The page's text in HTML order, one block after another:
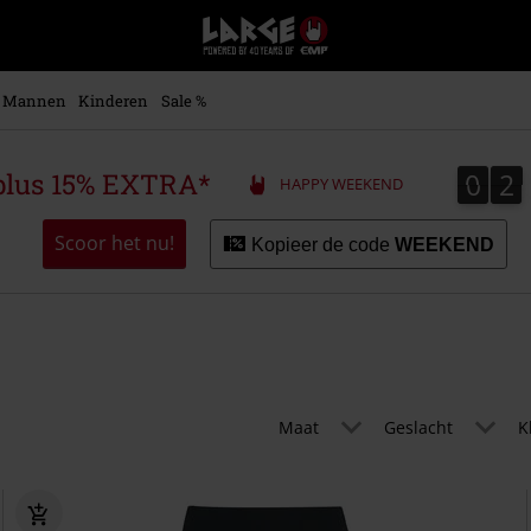
Large
–
Muziek-,
+
kleding
Mannen Kinderen Sale %
15% EXTRA* HAPPY WEEKEND 0
0 2
2
Scoor het nu! Kopieer de code WEEKEND
Maat Geslacht